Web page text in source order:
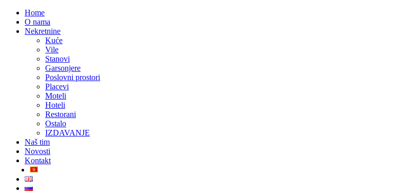
Home
O nama
Nekretnine
Kuće
Vile
Stanovi
Garsonjere
Poslovni prostori
Placevi
Moteli
Hoteli
Restorani
Ostalo
IZDAVANJE
Naš tim
Novosti
Kontakt